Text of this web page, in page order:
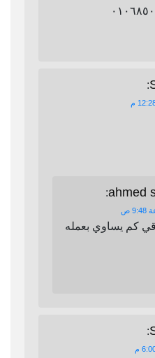
:
ahmed
:
كم يساوي بعمله
: